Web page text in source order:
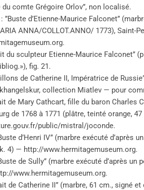
du comte Grégoire Orlov”, non localisé.
”Buste d’Etienne-Maurice Falconet”
ANNA/COLLOT.ANNO/ 1773), Saint-
du sculpteur Etienne-Maurice Falconet”
fig. 21.
de Catherine II, Impératrice de
collection Miatlev — pour
de Mary Cathcart, fille du baron Charles
de 1768 à 1771 (plâtre, teinté orange,
public/mistral/joconde.
d’Henri IV” (marbre exécuté d’après
4) — http://www.hermitagemuseum.org.
de Sully” (marbre exécuté d’après
www.hermitagemuseum.org.
de Catherine II” (marbre, 61 cm., signé